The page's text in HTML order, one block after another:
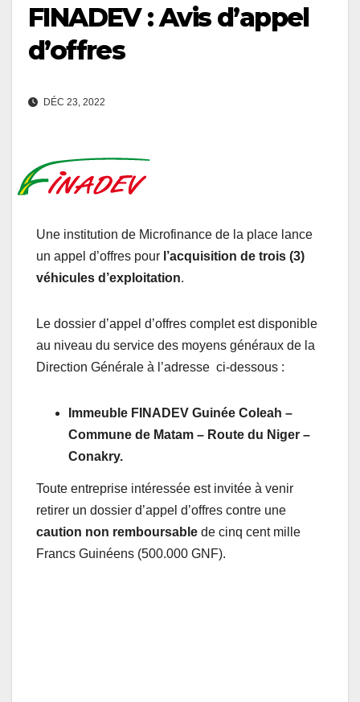
FINADEV : Avis d’appel
d’offres
DÉC 23, 2022
Une institution de Microfinance de la place lance
un appel d’offres pour l’acquisition de trois (3)
véhicules d’exploitation.
Le dossier d’appel d’offres complet est disponible
au niveau du service des moyens généraux de la
Direction Générale à l’adresse ci-dessous :
Immeuble FINADEV Guinée Coleah –
Commune de Matam – Route du Niger –
Conakry.
Toute entreprise intéressée est invitée à venir
retirer un dossier d’appel d’offres contre une
caution non remboursable de cinq cent mille
Francs Guinéens (500.000 GNF).